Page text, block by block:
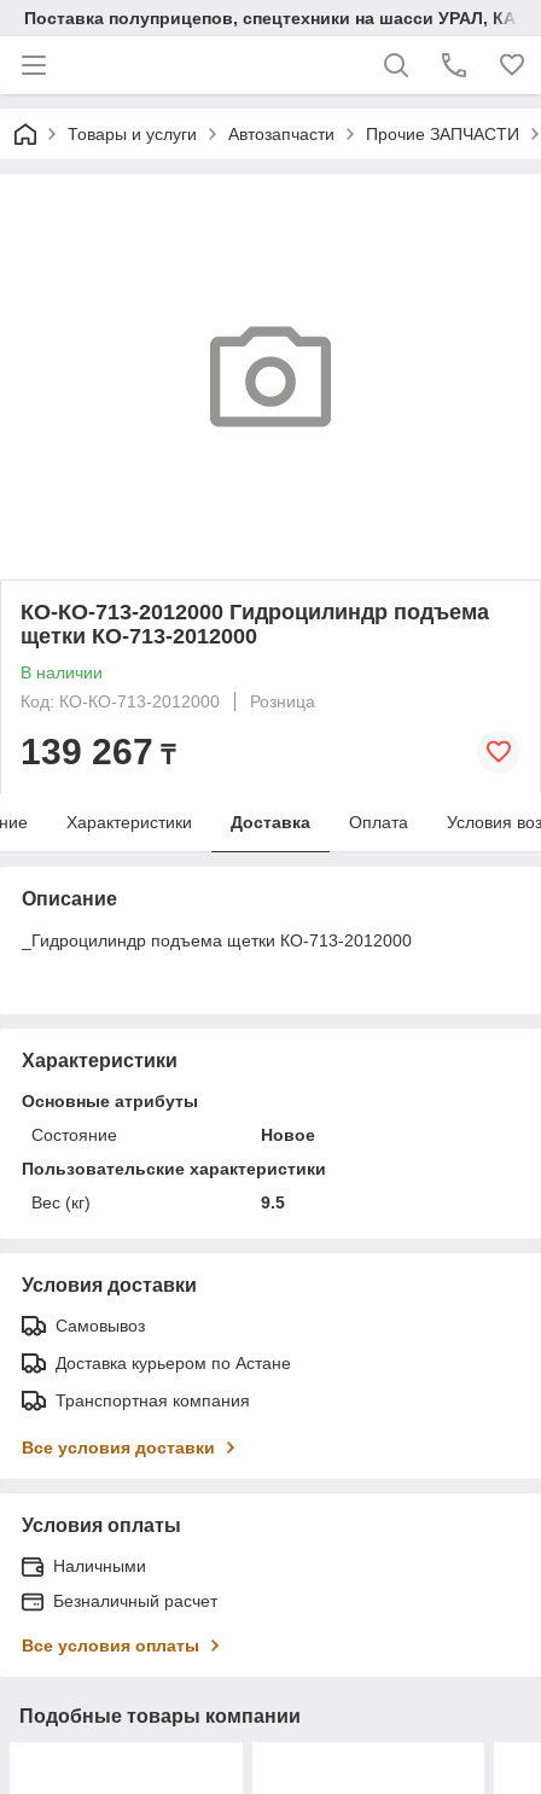
Поставка полуприцепов, спецтехники на шасси УРАЛ,
Товары и услуги Автозапчасти Прочие ЗАПЧАСТИ
КО-КО-713-2012000 Гидроцилиндр подъема
щетки КО-713-2012000
В наличии
Код: КО-КО-713-2012000
Розница
139 267 ₸
Характеристики Доставка Оплата Условия
Описание
_Гидроцилиндр подъема щетки КО-713-2012000
Характеристики
Основные атрибуты
Состояние
Новое
Пользовательские характеристики
Вес (кг)
9.5
Условия доставки
Самовывоз
Доставка курьером по Астане
Транспортная компания
Все условия доставки
Условия оплаты
Наличными
Безналичный расчет
Все условия оплаты
Подобные товары компании